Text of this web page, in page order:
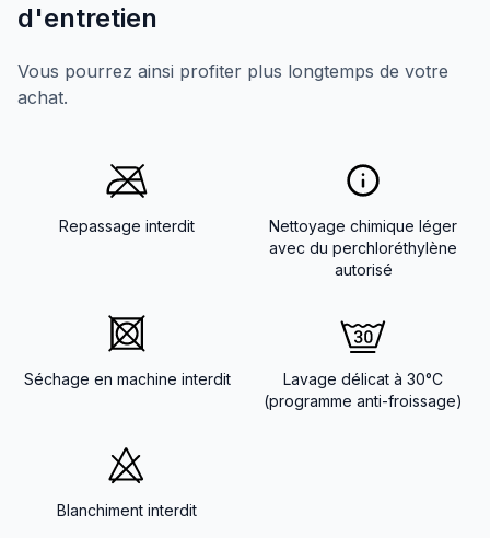
d'entretien
Vous pourrez ainsi profiter plus longtemps de votre
achat.
Repassage interdit
Nettoyage chimique léger
avec du perchloréthylène
autorisé
Séchage en machine interdit
Lavage délicat à 30°C
(programme anti-froissage)
Blanchiment interdit